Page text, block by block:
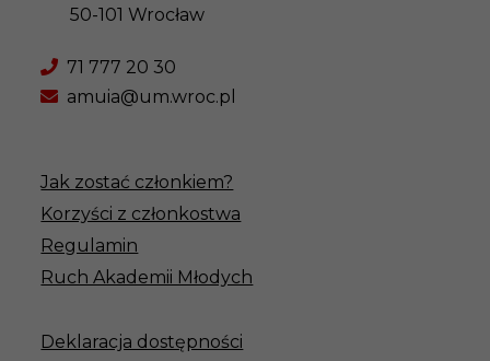
50-101 Wrocław
71 777 20 30
amuia@um.wroc.pl
Jak zostać członkiem?
Korzyści z członkostwa
Regulamin
Ruch Akademii Młodych
Deklaracja dostępności